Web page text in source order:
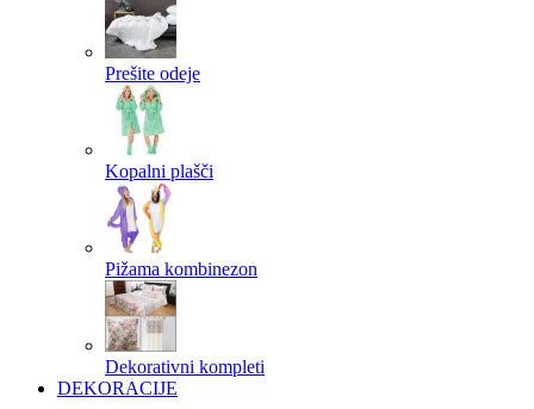
Prešite odeje
Kopalni plašči
Pižama kombinezon
Dekorativni kompleti
DEKORACIJE